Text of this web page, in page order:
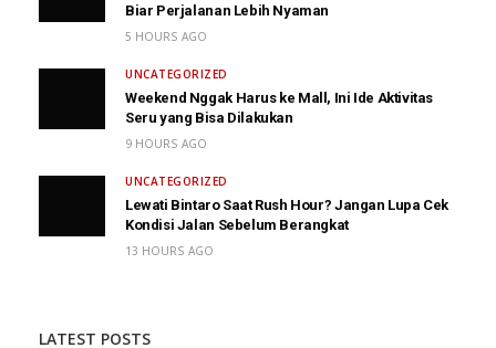
Biar Perjalanan Lebih Nyaman
5 HOURS AGO
UNCATEGORIZED
Weekend Nggak Harus ke Mall, Ini Ide Aktivitas
Seru yang Bisa Dilakukan
9 HOURS AGO
UNCATEGORIZED
Lewati Bintaro Saat Rush Hour? Jangan Lupa Cek
Kondisi Jalan Sebelum Berangkat
13 HOURS AGO
LATEST POSTS